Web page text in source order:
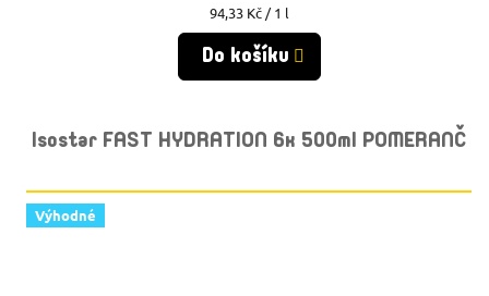
Měrná
cena:
94,33 Kč / 1 l
Do košíku
Isostar FAST HYDRATION 6x 500ml POMERANČ
Výhodné